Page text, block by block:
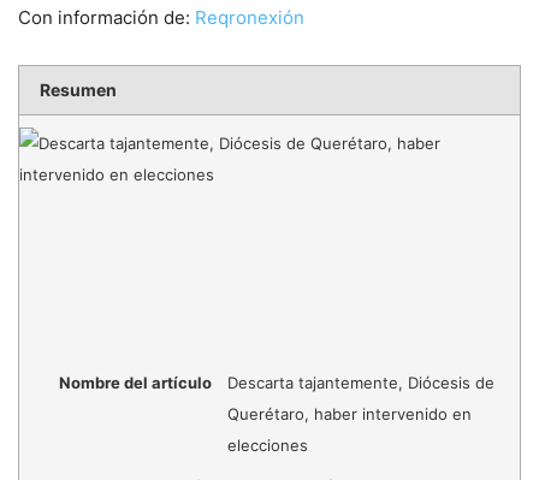
Con información de: Reqronexión
Resumen
Nombre del artículo
Descarta tajantemente, Diócesis de
Querétaro, haber intervenido en
elecciones